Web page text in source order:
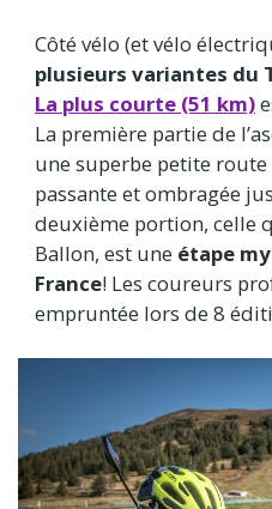
Côté vélo (et vélo
plusieurs variantes du
La plus courte (51 km)
La première partie de
une superbe petite
passante et ombragée
deuxième portion, celle
Ballon, est une étape
France! Les coureurs
empruntée lors de 8